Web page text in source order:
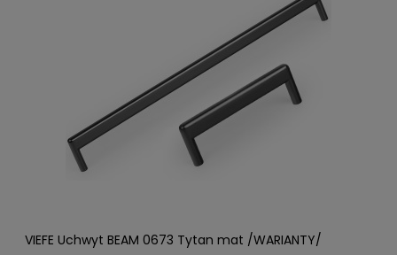
VIEFE Uchwyt BEAM 0673 Tytan mat /WARIANTY/